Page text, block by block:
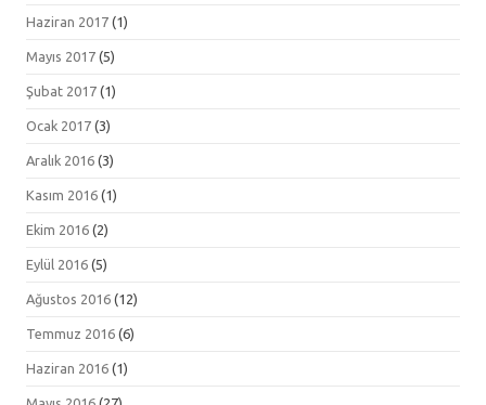
Haziran 2017 (1)
Mayıs 2017 (5)
Şubat 2017 (1)
Ocak 2017 (3)
Aralık 2016 (3)
Kasım 2016 (1)
Ekim 2016 (2)
Eylül 2016 (5)
Ağustos 2016 (12)
Temmuz 2016 (6)
Haziran 2016 (1)